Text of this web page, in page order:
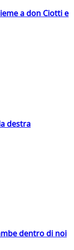
a don Ciotti e
destra
dentro di noi